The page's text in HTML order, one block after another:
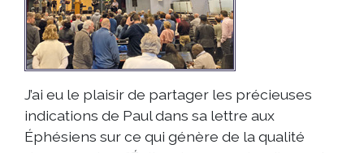
J’ai eu le plaisir de partager les précieuses
indications de Paul dans sa lettre aux
Éphésiens sur ce qui génère de la qualité